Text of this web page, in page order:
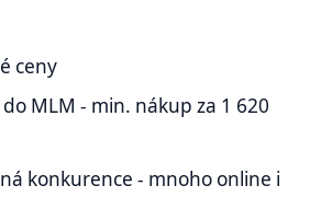
ceny
MLM - min. nákup za 1 620
konkurence - mnoho online i